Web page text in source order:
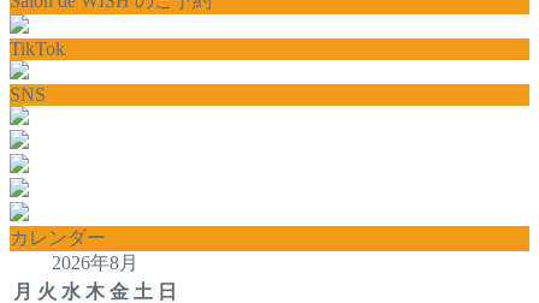
TikTok
SNS
カレンダー
2026年8月
月 火 水 木 金 土 日